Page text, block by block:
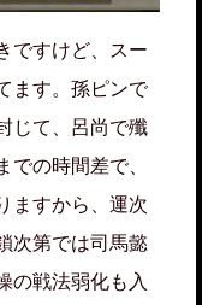
ですけど、スー
ます。孫ピンで
じて、呂尚で殲
の時間差で、
ますから、運次
次第では司馬懿
の戦法弱化も入